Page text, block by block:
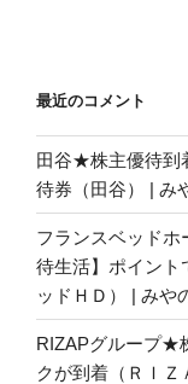
最近のコメント
田谷★株主優待到
待券（田谷） | み
フランスベッド
待生活】ポイント
ッドＨＤ） | みや
RIZAPグループ★
クが到着（ＲＩ